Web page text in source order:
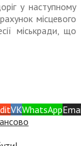
у наступному
місцевого
міськради, що
VKWhatsApp